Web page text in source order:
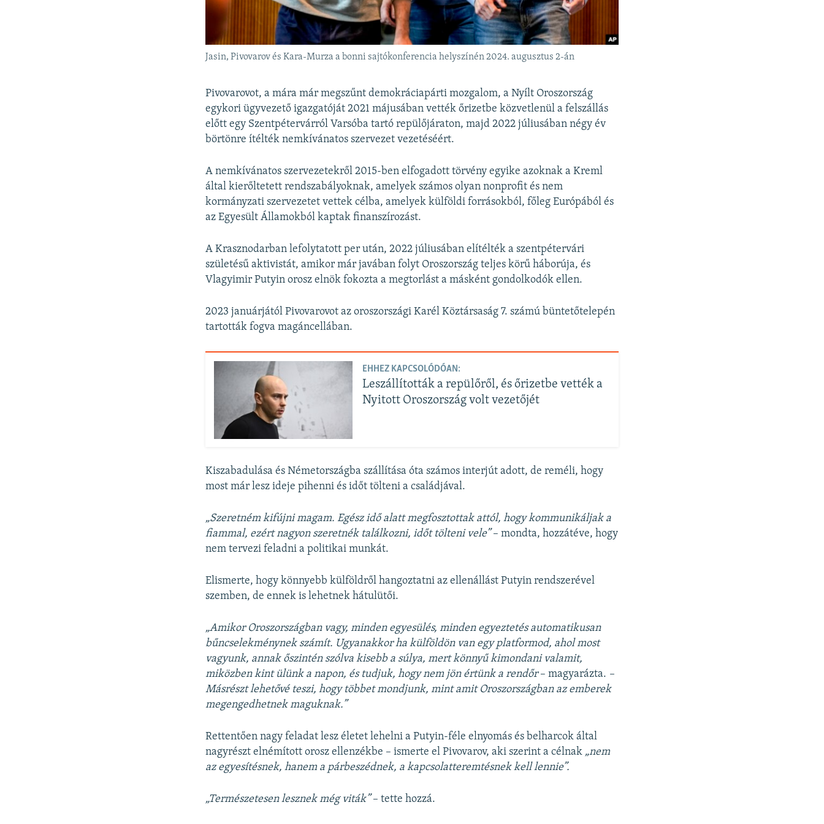
Jasin, Pivovarov és Kara-Murza a bonni sajtókonferencia helyszínén 2024. augusztus 2-án
Pivovarovot, a mára már megszűnt demokráciapárti mozgalom, a Nyílt Oroszország
egykori ügyvezető igazgatóját 2021 májusában vették őrizetbe közvetlenül a felszállás
előtt egy Szentpétervárról Varsóba tartó repülőjáraton, majd 2022 júliusában négy év
börtönre ítélték nemkívánatos szervezet vezetéséért.
A nemkívánatos szervezetekről 2015-ben elfogadott törvény egyike azoknak a Kreml
által kierőltetett rendszabályoknak, amelyek számos olyan nonprofit és nem
kormányzati szervezetet vettek célba, amelyek külföldi forrásokból, főleg Európából és
az Egyesült Államokból kaptak finanszírozást.
A Krasznodarban lefolytatott per után, 2022 júliusában elítélték a szentpétervári
születésű aktivistát, amikor már javában folyt Oroszország teljes körű háborúja, és
Vlagyimir Putyin orosz elnök fokozta a megtorlást a másként gondolkodók ellen.
2023 januárjától Pivovarovot az oroszországi Karél Köztársaság 7. számú büntetőtelepén
tartották fogva magáncellában.
EHHEZ KAPCSOLÓDÓAN:
Leszállították a repülőről, és őrizetbe vették a
Nyitott Oroszország volt vezetőjét
Kiszabadulása és Németországba szállítása óta számos interjút adott, de reméli, hogy
most már lesz ideje pihenni és időt tölteni a családjával.
„Szeretném kifújni magam. Egész idő alatt megfosztottak attól, hogy kommunikáljak a
fiammal, ezért nagyon szeretnék találkozni, időt tölteni vele”– mondta, hozzátéve, hogy
nem tervezi feladni a politikai munkát.
Elismerte, hogy könnyebb külföldről hangoztatni az ellenállást Putyin rendszerével
szemben, de ennek is lehetnek hátulütői.
„Amikor Oroszországban vagy, minden egyesülés, minden egyeztetés automatikusan
bűncselekménynek számít. Ugyanakkor ha külföldön van egy platformod, ahol most
vagyunk, annak őszintén szólva kisebb a súlya, mert könnyű kimondani valamit,
miközben kint ülünk a napon, és tudjuk, hogy nem jön értünk a rendőr– magyarázta. –
Másrészt lehetővé teszi, hogy többet mondjunk, mint amit Oroszországban az emberek
megengedhetnek maguknak.”
Rettentően nagy feladat lesz életet lehelni a Putyin-féle elnyomás és belharcok által
nagyrészt elnémított orosz ellenzékbe – ismerte el Pivovarov, aki szerint a célnak „nem
az egyesítésnek, hanem a párbeszédnek, a kapcsolatteremtésnek kell lennie”.
„Természetesen lesznek még viták” – tette hozzá.